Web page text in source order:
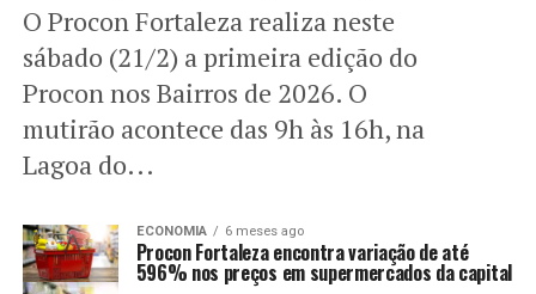
O Procon Fortaleza realiza neste
sábado (21/2) a primeira edição do
Procon nos Bairros de 2026. O
mutirão acontece das 9h às 16h, na
Lagoa do...
ECONOMIA 6 meses ago
Procon Fortaleza encontra variação de até
596% nos preços em supermercados da capital